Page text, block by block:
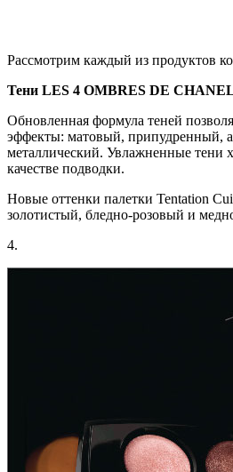
Рассмотрим каждый из продуктов
Тени LES 4 OMBRES DE
Обновленная формула теней
эффекты: матовый, припудренный,
металлический. Увлажненные тени
качестве подводки.
Новые оттенки палетки Tentation
золотистый, бледно-розовый и
4.